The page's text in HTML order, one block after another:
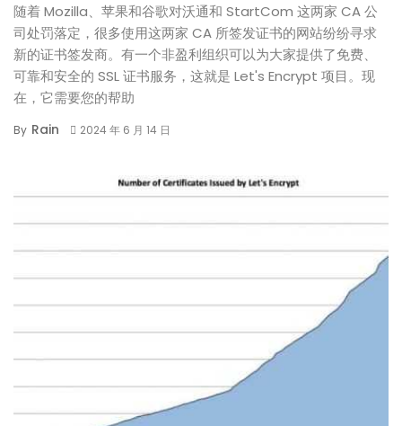
随着 Mozilla、苹果和谷歌对沃通和 StartCom 这两家 CA 公
司处罚落定，很多使用这两家 CA 所签发证书的网站纷纷寻求
新的证书签发商。有一个非盈利组织可以为大家提供了免费、
可靠和安全的 SSL 证书服务，这就是 Let's Encrypt 项目。现
在，它需要您的帮助
By Rain 2024 年 6 月 14 日